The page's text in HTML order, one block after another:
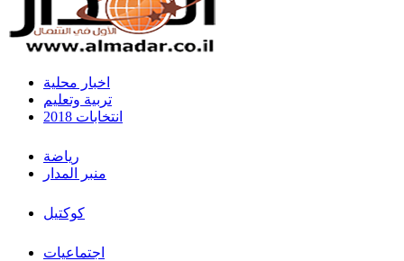
اخبار محلية
تربية وتعليم
انتخابات 2018
رياضة
منبر المدار
كوكتيل
اجتماعيات